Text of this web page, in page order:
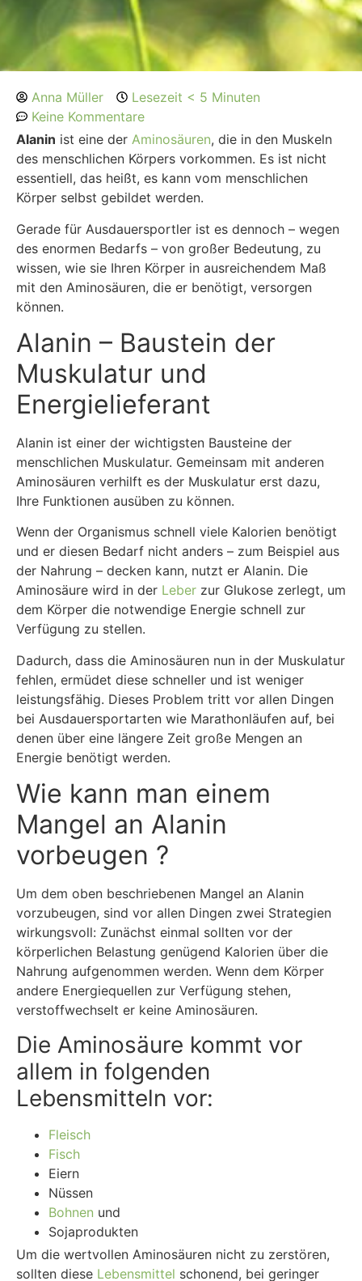
Anna Müller
Lesezeit < 5 Minuten
Keine Kommentare
Alanin ist eine der Aminosäuren, die in den Muskeln
des menschlichen Körpers vorkommen. Es ist nicht
essentiell, das heißt, es kann vom menschlichen
Körper selbst gebildet werden.
Gerade für Ausdauersportler ist es dennoch – wegen
des enormen Bedarfs – von großer Bedeutung, zu
wissen, wie sie Ihren Körper in ausreichendem Maß
mit den Aminosäuren, die er benötigt, versorgen
können.
Alanin – Baustein der
Muskulatur und
Energielieferant
Alanin ist einer der wichtigsten Bausteine der
menschlichen Muskulatur. Gemeinsam mit anderen
Aminosäuren verhilft es der Muskulatur erst dazu,
Ihre Funktionen ausüben zu können.
Wenn der Organismus schnell viele Kalorien benötigt
und er diesen Bedarf nicht anders – zum Beispiel aus
der Nahrung – decken kann, nutzt er Alanin. Die
Aminosäure wird in der Leber zur Glukose zerlegt, um
dem Körper die notwendige Energie schnell zur
Verfügung zu stellen.
Dadurch, dass die Aminosäuren nun in der Muskulatur
fehlen, ermüdet diese schneller und ist weniger
leistungsfähig. Dieses Problem tritt vor allen Dingen
bei Ausdauersportarten wie Marathonläufen auf, bei
denen über eine längere Zeit große Mengen an
Energie benötigt werden.
Wie kann man einem
Mangel an Alanin
vorbeugen ?
Um dem oben beschriebenen Mangel an Alanin
vorzubeugen, sind vor allen Dingen zwei Strategien
wirkungsvoll: Zunächst einmal sollten vor der
körperlichen Belastung genügend Kalorien über die
Nahrung aufgenommen werden. Wenn dem Körper
andere Energiequellen zur Verfügung stehen,
verstoffwechselt er keine Aminosäuren.
Die Aminosäure kommt vor
allem in folgenden
Lebensmitteln vor:
Fleisch
Fisch
Eiern
Nüssen
Bohnen und
Sojaprodukten
Um die wertvollen Aminosäuren nicht zu zerstören,
sollten diese Lebensmittel schonend, bei geringer